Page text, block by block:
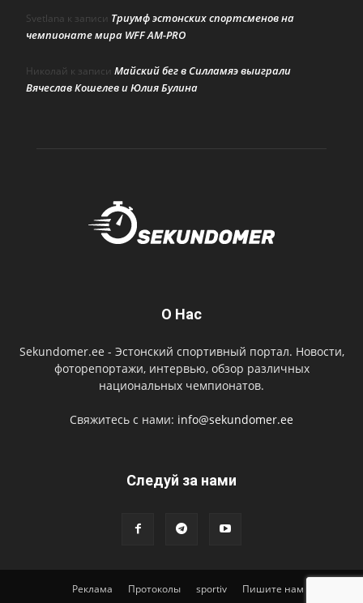
Svetlana к записи Триумф эстонских спортсменов на
чемпионате мира WFF AM-PRO
Николай к записи Майский бег в Силламяэ выиграли
Вячеслав Кошелев и Юлия Булина
О Нас
Sekundomer.ee - Эстонский спортивный портал. Новости,
фоторепортажи, интервью, обзор различных
национальных чемпионатов.
Свяжитесь с нами: info@sekundomer.ee
Cледуй за нами
Реклама Протоколы sportiv Пишите нам